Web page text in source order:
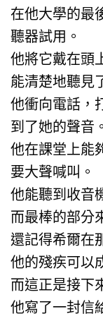
在他大學的最
聽器試用。
他將它戴在頭
能清楚地聽見
他衝向電話，
到了她的聲音。
他在課堂上能
要大聲喊叫。
他能聽到收音
而最棒的部分
還記得希爾在
他的殘疾可以
而這正是接下
他寫了一封信